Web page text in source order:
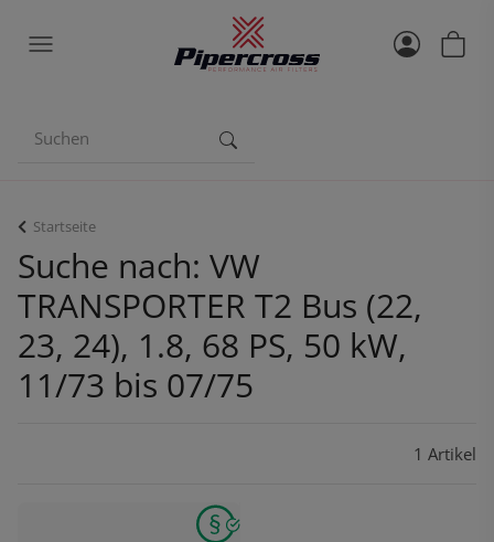
Startseite
Suche nach: VW
TRANSPORTER T2 Bus (22,
23, 24), 1.8, 68 PS, 50 kW,
11/73 bis 07/75
1 Artikel